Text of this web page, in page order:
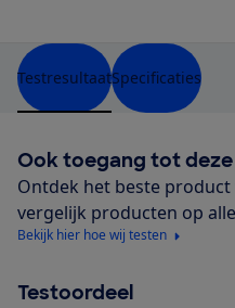
TestresultaatSpecificaties
Ook toegang tot
Ontdek het beste
vergelijk producten op
Bekijk hier hoe wij testen
Testoordeel